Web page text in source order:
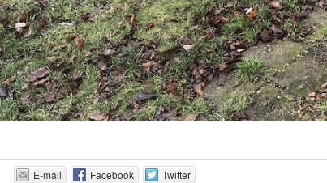
E-mail Facebook Twitter